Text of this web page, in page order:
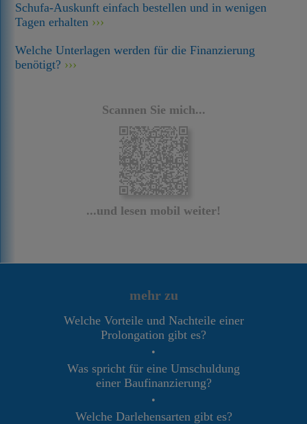
Schufa-Auskunft einfach bestellen und in wenigen
Tagen erhalten
Welche Unterlagen werden für die Finanzierung
benötigt?
Scannen Sie mich...
...und lesen mobil weiter!
mehr zu
Welche Vorteile und Nachteile einer
Prolongation gibt es?
•
Was spricht für eine Umschuldung
einer Baufinanzierung?
•
Welche Darlehensarten gibt es?